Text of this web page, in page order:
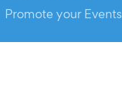
Promote your Events